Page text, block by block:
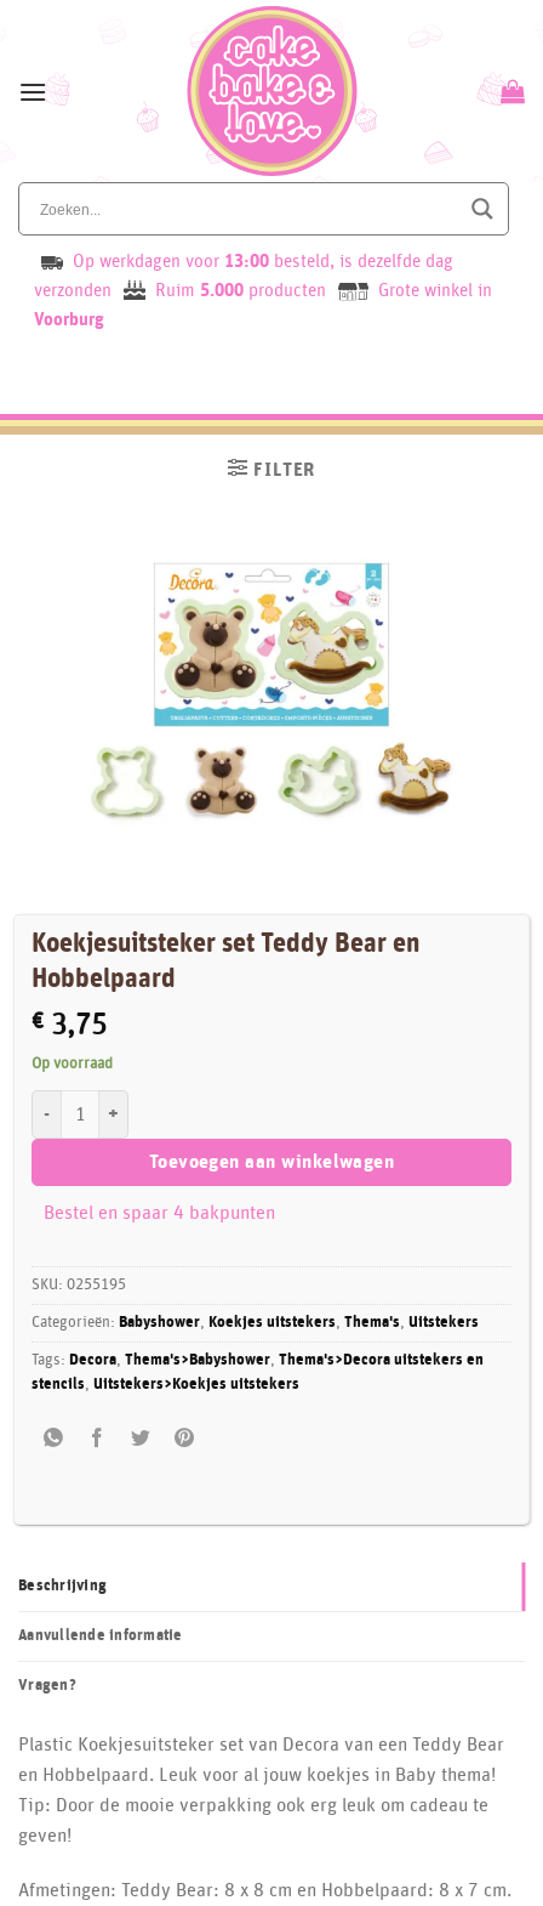
content
Op werkdagen voor 13:00 besteld, is dezelfde dag
verzonden
Ruim 5.000 producten
Grote winkel in
Voorburg
FILTER
Koekjesuitsteker set Teddy Bear en
Hobbelpaard
€ 3,75
Op voorraad
Toevoegen aan winkelwagen
Bestel en spaar 4 bakpunten
SKU:0255195
Categorieën: Babyshower, Koekjes uitstekers,Thema's,Uitstekers
Tags: Decora,Thema's>Babyshower,Thema's>Decora uitstekers en
stencils,Uitstekers>Koekjes uitstekers
Beschrijving
Aanvullende informatie
Vragen?
Plastic Koekjesuitsteker set van Decora van een Teddy Bear
en Hobbelpaard. Leuk voor al jouw koekjes in Baby thema!
Tip: Door de mooie verpakking ook erg leuk om cadeau te
geven!
Afmetingen: Teddy Bear: 8 x 8 cm en Hobbelpaard: 8 x 7 cm.